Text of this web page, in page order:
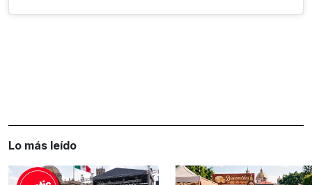
Lo más leído